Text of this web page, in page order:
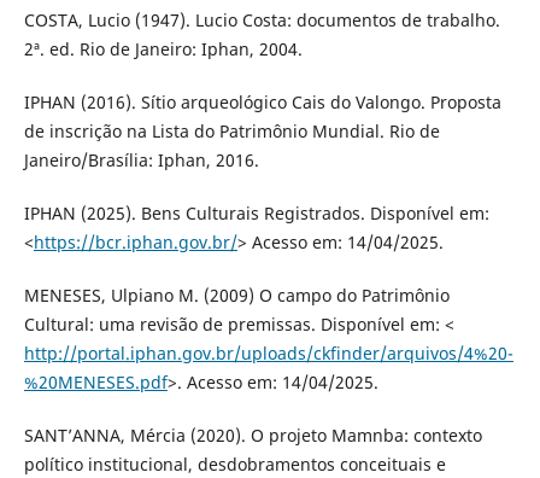
COSTA, Lucio (1947). Lucio Costa: documentos de trabalho.
2ª. ed. Rio de Janeiro: Iphan, 2004.
IPHAN (2016). Sítio arqueológico Cais do Valongo. Proposta
de inscrição na Lista do Patrimônio Mundial. Rio de
Janeiro/Brasília: Iphan, 2016.
IPHAN (2025). Bens Culturais Registrados. Disponível em:
<https://bcr.iphan.gov.br/> Acesso em: 14/04/2025.
MENESES, Ulpiano M. (2009) O campo do Patrimônio
Cultural: uma revisão de premissas. Disponível em: <
http://portal.iphan.gov.br/uploads/ckfinder/arquivos/4%20-
%20MENESES.pdf>. Acesso em: 14/04/2025.
SANT’ANNA, Mércia (2020). O projeto Mamnba: contexto
político institucional, desdobramentos conceituais e